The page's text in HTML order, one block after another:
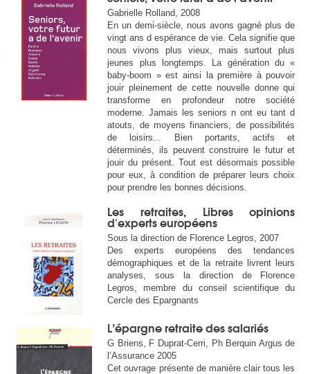
Gabrielle Rolland, 2008
En un demi-siècle, nous avons gagné plus de
vingt ans d espérance de vie. Cela signifie que
nous vivons plus vieux, mais surtout plus
jeunes plus longtemps. La génération du «
baby-boom » est ainsi la première à pouvoir
jouir pleinement de cette nouvelle donne qui
transforme en profondeur notre société
moderne. Jamais les seniors n ont eu tant d
atouts, de moyens financiers, de possibilités
de loisirs... Bien portants, actifs et
déterminés, ils peuvent construire le futur et
jouir du présent. Tout est désormais possible
pour eux, à condition de préparer leurs choix
pour prendre les bonnes décisions.
Les retraites, Libres opinions
d'experts européens
Sous la direction de Florence Legros, 2007
Des experts européens des tendances
démographiques et de la retraite livrent leurs
analyses, sous la direction de Florence
Legros, membre du conseil scientifique du
Cercle des Epargnants
L’épargne retraite des salariés
G Briens, F Duprat-Cerri, Ph Berquin Argus de
l’Assurance 2005
Cet ouvrage présente de manière clair tous les